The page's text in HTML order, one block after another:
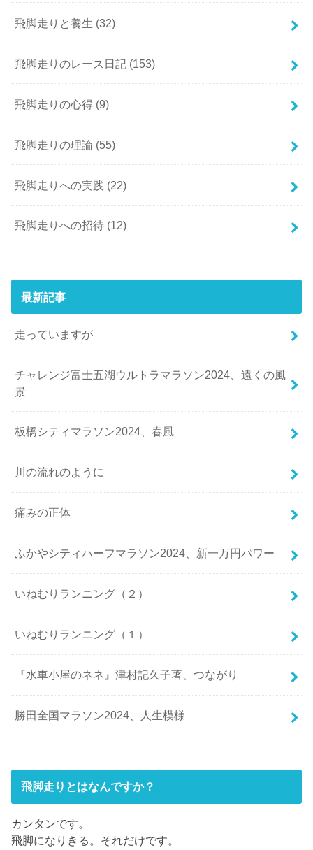
飛脚走りと養生 (32)
飛脚走りのレース日記 (153)
飛脚走りの心得 (9)
飛脚走りの理論 (55)
飛脚走りへの実践 (22)
飛脚走りへの招待 (12)
最新記事
走っていますが
チャレンジ富士五湖ウルトラマラソン2024、遠くの風
景
板橋シティマラソン2024、春風
川の流れのように
痛みの正体
ふかやシティハーフマラソン2024、新一万円パワー
いねむりランニング（２）
いねむりランニング（１）
『水車小屋のネネ』津村記久子著、つながり
勝田全国マラソン2024、人生模様
飛脚走りとはなんですか？
カンタンです。
飛脚になりきる。それだけです。